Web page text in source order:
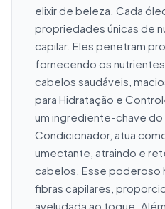
elixir de beleza. Cada
propriedades únicas de
capilar. Eles penetram
fornecendo os
cabelos saudáveis,
para Hidratação e
um ingrediente-chave
Condicionador, atua
umectante, atraindo e
cabelos. Esse poderoso
fibras capilares,
aveludada ao toque.